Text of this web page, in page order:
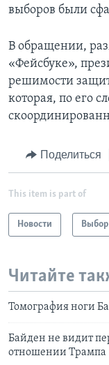
выборов были
В обращении,
«Фейсбуке»,
решимости
которая, по его
Поделиться
This item is part of
Новости
Читайте
Томография ноги
Байден не видит
отношении Трампа